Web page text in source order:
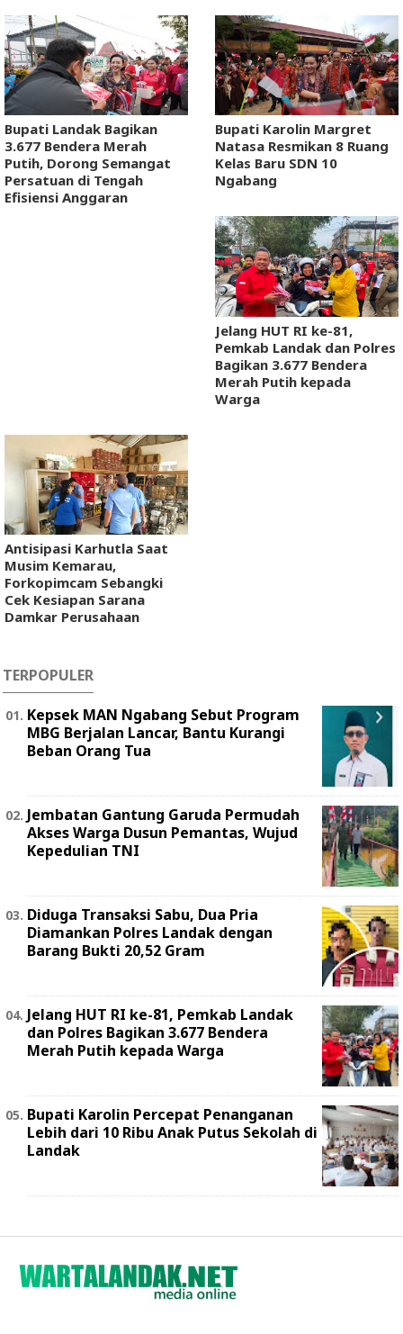
Bupati Landak Bagikan
3.677 Bendera Merah
Putih, Dorong Semangat
Persatuan di Tengah
Efisiensi Anggaran
Bupati Karolin Margret
Natasa Resmikan 8 Ruang
Kelas Baru SDN 10
Ngabang
Jelang HUT RI ke-81,
Pemkab Landak dan Polres
Bagikan 3.677 Bendera
Merah Putih kepada
Warga
Antisipasi Karhutla Saat
Musim Kemarau,
Forkopimcam Sebangki
Cek Kesiapan Sarana
Damkar Perusahaan
TERPOPULER
Kepsek MAN Ngabang Sebut Program
MBG Berjalan Lancar, Bantu Kurangi
Beban Orang Tua
Jembatan Gantung Garuda Permudah
Akses Warga Dusun Pemantas, Wujud
Kepedulian TNI
Diduga Transaksi Sabu, Dua Pria
Diamankan Polres Landak dengan
Barang Bukti 20,52 Gram
Jelang HUT RI ke-81, Pemkab Landak
dan Polres Bagikan 3.677 Bendera
Merah Putih kepada Warga
Bupati Karolin Percepat Penanganan
Lebih dari 10 Ribu Anak Putus Sekolah di
Landak